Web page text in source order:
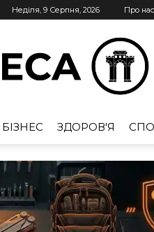
Неділя, 9 Серпня, 2026 Про
БІЗНЕС ЗДОРОВ'Я